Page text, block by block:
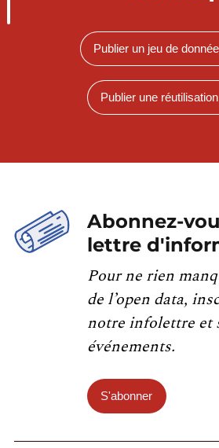
Publier un jeu de
Publier une réutilisation
Abonnez-
lettre
Pour ne rien
de l’open data,
notre infolettre et
événements.
S'abonner